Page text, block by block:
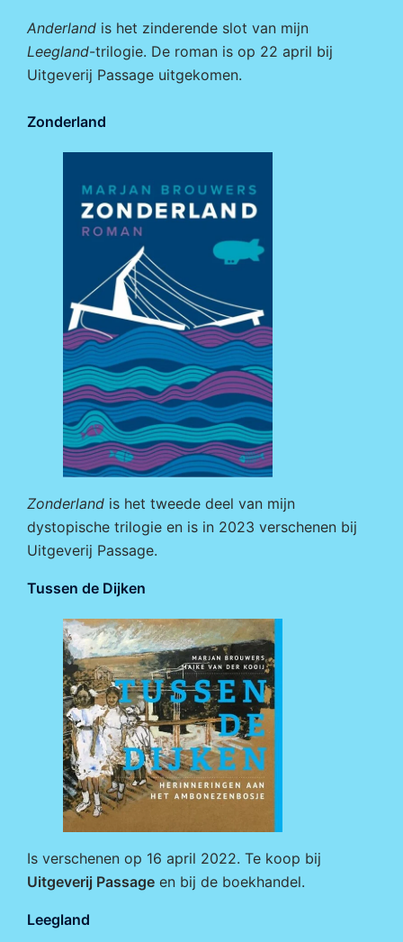
Anderland is het zinderende slot van mijn
Leegland-trilogie. De roman is op 22 april bij
Uitgeverij Passage uitgekomen.
Zonderland
Zonderland is het tweede deel van mijn
dystopische trilogie en is in 2023 verschenen bij
Uitgeverij Passage.
Tussen de Dijken
Is verschenen op 16 april 2022. Te koop bij
Uitgeverij Passage en bij de boekhandel.
Leegland